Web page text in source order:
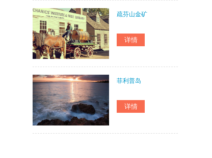
疏芬山金矿
菲利普岛